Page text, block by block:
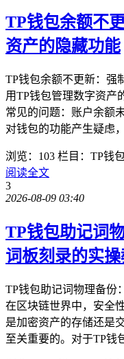
TP钱包余额不
资产的隐藏功能
TP钱包余额不更新：强
用TP钱包管理数字资产
常见的问题：账户余额
对钱包的功能产生疑虑
浏览：103 栏目：TP钱
阅读全文
3
2026-08-09 03:40
TP钱包助记词
词板刻录的实
TP钱包助记词物理备份
在区块链世界中，安全
是加密资产的存储还是
至关重要的。对于TP钱